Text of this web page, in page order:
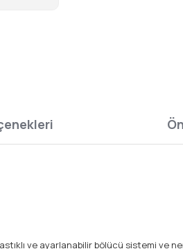
ve ayarlanabilir bölücü sistemi ve